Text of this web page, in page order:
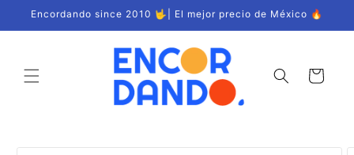
directamente
al contenido
Encordando since 2010 🤟| El mejor precio de México 🔥
Carrito
directamente